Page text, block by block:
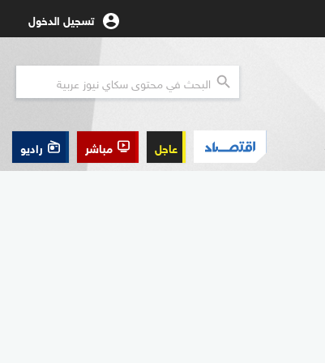
تسجيل الدخول
عاجل مباشر راديو